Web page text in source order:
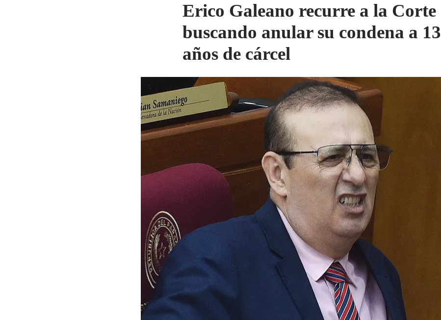
Erico Galeano recurre a la Corte
buscando anular su condena a 13
años de cárcel